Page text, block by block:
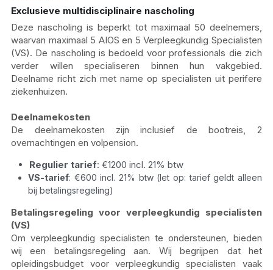
Exclusieve multidisciplinaire nascholing
Deze nascholing is beperkt tot maximaal 50 deelnemers,
waarvan maximaal 5 AIOS en 5 Verpleegkundig Specialisten
(VS). De nascholing is bedoeld voor professionals die zich
verder willen specialiseren binnen hun vakgebied.
Deelname richt zich met name op specialisten uit perifere
ziekenhuizen.
Deelnamekosten
De deelnamekosten zijn inclusief de bootreis, 2
overnachtingen en volpension.
Regulier tarief: €1200 incl. 21% btw
VS-tarief: €600 incl. 21% btw (let op: tarief geldt alleen
bij betalingsregeling)
Betalingsregeling voor verpleegkundig specialisten
(VS)
Om verpleegkundig specialisten te ondersteunen, bieden
wij een betalingsregeling aan. Wij begrijpen dat het
opleidingsbudget voor verpleegkundig specialisten vaak